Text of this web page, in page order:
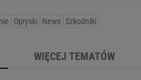
Opryski News Szkodniki
WIĘCEJ TEMATÓW